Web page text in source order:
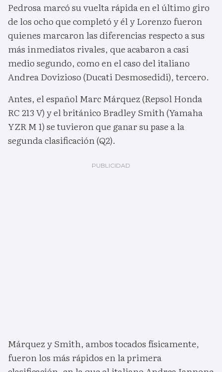
Pedrosa marcó su vuelta rápida en el último giro
de los ocho que completó y él y Lorenzo fueron
quienes marcaron las diferencias respecto a sus
más inmediatos rivales, que acabaron a casi
medio segundo, como en el caso del italiano
Andrea Dovizioso (Ducati Desmosedidi), tercero.
Antes, el español Marc Márquez (Repsol Honda
RC 213 V) y el británico Bradley Smith (Yamaha
YZR M 1) se tuvieron que ganar su pase a la
segunda clasificación (Q2).
Márquez y Smith, ambos tocados físicamente,
fueron los más rápidos en la primera